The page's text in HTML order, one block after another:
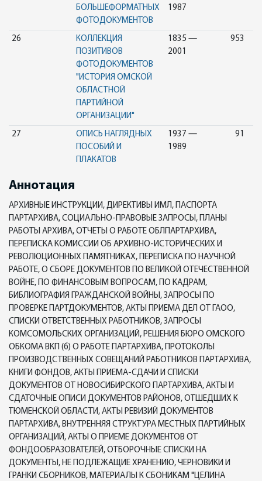
БОЛЬШЕФОРМАТНЫХ
ФОТОДОКУМЕНТОВ
1987
26
КОЛЛЕКЦИЯ
ПОЗИТИВОВ
ФОТОДОКУМЕНТОВ
"ИСТОРИЯ ОМСКОЙ
ОБЛАСТНОЙ
ПАРТИЙНОЙ
ОРГАНИЗАЦИИ"
1835 —
2001
953
27
ОПИСЬ НАГЛЯДНЫХ
ПОСОБИЙ И
ПЛАКАТОВ
1937 —
1989
91
Аннотация
АРХИВНЫЕ ИНСТРУКЦИИ, ДИРЕКТИВЫ ИМЛ, ПАСПОРТА
ПАРТАРХИВА, СОЦИАЛЬНО-ПРАВОВЫЕ ЗАПРОСЫ, ПЛАНЫ
РАБОТЫ АРХИВА, ОТЧЕТЫ О РАБОТЕ ОБЛПАРТАРХИВА,
ПЕРЕПИСКА КОМИССИИ ОБ АРХИВНО-ИСТОРИЧЕСКИХ И
РЕВОЛЮЦИОННЫХ ПАМЯТНИКАХ, ПЕРЕПИСКА ПО НАУЧНОЙ
РАБОТЕ, О СБОРЕ ДОКУМЕНТОВ ПО ВЕЛИКОЙ ОТЕЧЕСТВЕННОЙ
ВОЙНЕ, ПО ФИНАНСОВЫМ ВОПРОСАМ, ПО КАДРАМ,
БИБЛИОГРАФИЯ ГРАЖДАНСКОЙ ВОЙНЫ, ЗАПРОСЫ ПО
ПРОВЕРКЕ ПАРТДОКУМЕНТОВ, АКТЫ ПРИЕМА ДЕЛ ОТ ГАОО,
СПИСКИ ОТВЕТСТВЕННЫХ РАБОТНИКОВ, ЗАПРОСЫ
КОМСОМОЛЬСКИХ ОРГАНИЗАЦИЙ, РЕШЕНИЯ БЮРО ОМСКОГО
ОБКОМА ВКП (б) О РАБОТЕ ПАРТАРХИВА, ПРОТОКОЛЫ
ПРОИЗВОДСТВЕННЫХ СОВЕЩАНИЙ РАБОТНИКОВ ПАРТАРХИВА,
КНИГИ ФОНДОВ, АКТЫ ПРИЕМА-СДАЧИ И СПИСКИ
ДОКУМЕНТОВ ОТ НОВОСИБИРСКОГО ПАРТАРХИВА, АКТЫ И
СДАТОЧНЫЕ ОПИСИ ДОКУМЕНТОВ РАЙОНОВ, ОТШЕДШИХ К
ТЮМЕНСКОЙ ОБЛАСТИ, АКТЫ РЕВИЗИЙ ДОКУМЕНТОВ
ПАРТАРХИВА, ВНУТРЕННЯЯ СТРУКТУРА МЕСТНЫХ ПАРТИЙНЫХ
ОРГАНИЗАЦИЙ, АКТЫ О ПРИЕМЕ ДОКУМЕНТОВ ОТ
ФОНДООБРАЗОВАТЕЛЕЙ, ОТБОРОЧНЫЕ СПИСКИ НА
ДОКУМЕНТЫ, НЕ ПОДЛЕЖАЩИЕ ХРАНЕНИЮ, ЧЕРНОВИКИ И
ГРАНКИ СБОРНИКОВ, МАТЕРИАЛЫ К СБОНИКАМ "ЦЕЛИНА